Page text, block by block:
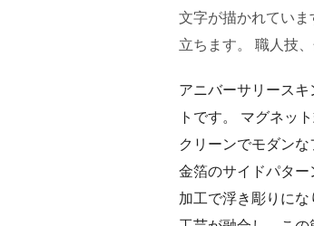
文字が描かれていま
立ちます。 職人技
アニバーサリース
トです。 マグネッ
クリーンでモダンな
金箔のサイドパター
加工で浮き彫りに